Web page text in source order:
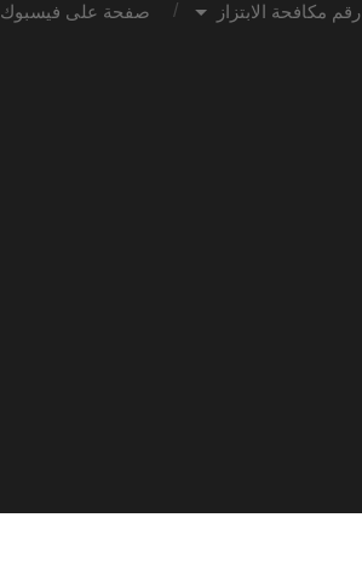
رقم مكافحة الابتزاز صفحة على فيسبوك